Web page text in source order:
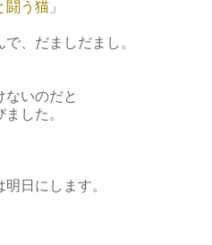
闘う猫 」
、だましだまし。
いのだと
した。
日にします。